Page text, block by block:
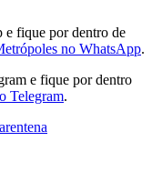
e fique por dentro de
no WhatsApp.
e fique por dentro
Telegram.